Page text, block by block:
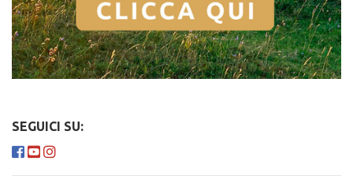
SEGUICI SU: